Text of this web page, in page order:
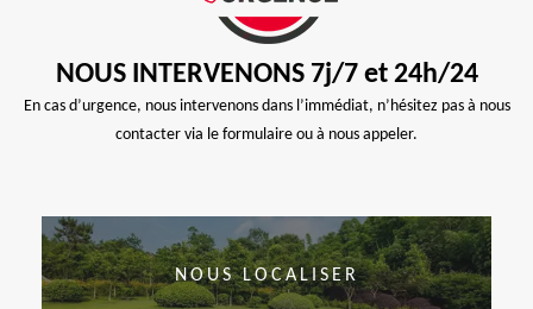
NOUS INTERVENONS 7j/7 et 24h/24
En cas d’urgence, nous intervenons dans l’immédiat, n’hésitez pas à nous
contacter via le formulaire ou à nous appeler.
NOUS LOCALISER